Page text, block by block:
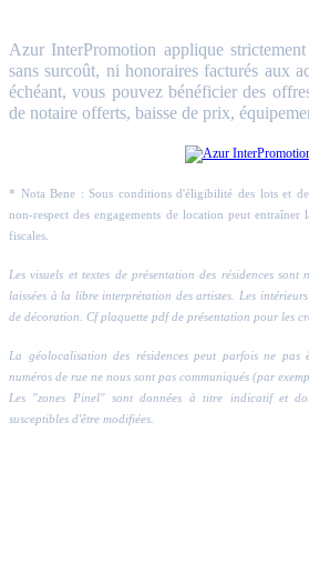
Azur InterPromotion applique
sans surcoût, ni honoraires facturés aux
échéant, vous pouvez bénéficier des
de notaire offerts, baisse de prix,
* Nota Bene : Sous conditions d'éligibilité des lots et
non-respect des engagements de location peut
fiscales.
Les visuels et textes de présentation des résidences
laissées à la libre interprétation des artistes. Les
de décoration. Cf plaquette pdf de présentation pour les
La géolocalisation des résidences peut parfois ne
numéros de rue ne nous sont pas communiqués (par
Les "zones Pinel" sont données à titre indicatif et
susceptibles d'être modifiées.